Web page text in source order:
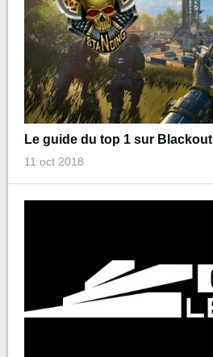
Le guide du top 1 sur Blackout
11 oct 2018